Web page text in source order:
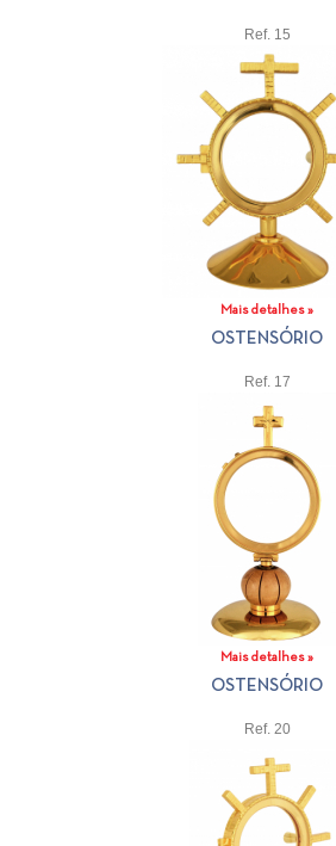
Ref. 15
Mais detalhes »
OSTENSÓRIO
Ref. 17
Mais detalhes »
OSTENSÓRIO
Ref. 20